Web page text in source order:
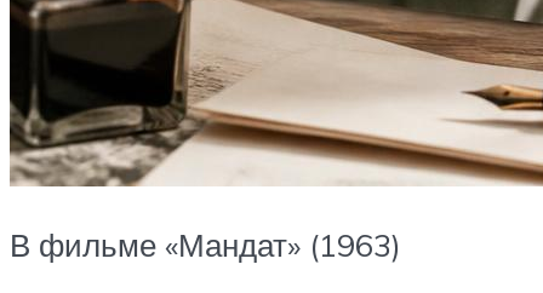
В фильме «Мандат» (1963)